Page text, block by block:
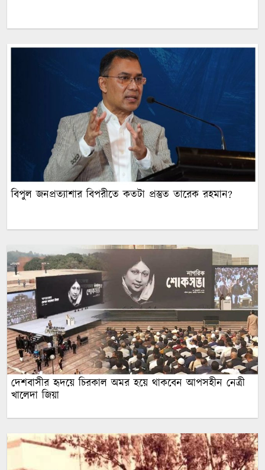
বিপুল জনপ্রত্যাশার বিপরীতে কতটা প্রস্তুত তারেক রহমান?
দেশবাসীর হৃদয়ে চিরকাল অমর হয়ে থাকবেন আপসহীন নেত্রী
খালেদা জিয়া